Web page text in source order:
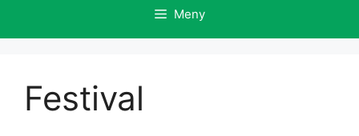
Meny
Festival